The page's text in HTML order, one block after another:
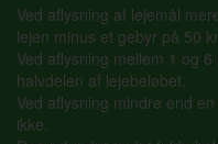
Ved aflysning af lejemål
lejen minus et gebyr på 50
Ved aflysning mellem 1 og
halvdelen af lejebeløbet.
Ved aflysning mindre end
ikke.